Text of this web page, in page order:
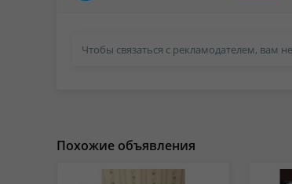
Чтобы связаться с рекламодателем, вам
Похожие объявления